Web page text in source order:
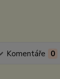
Komentáře 0